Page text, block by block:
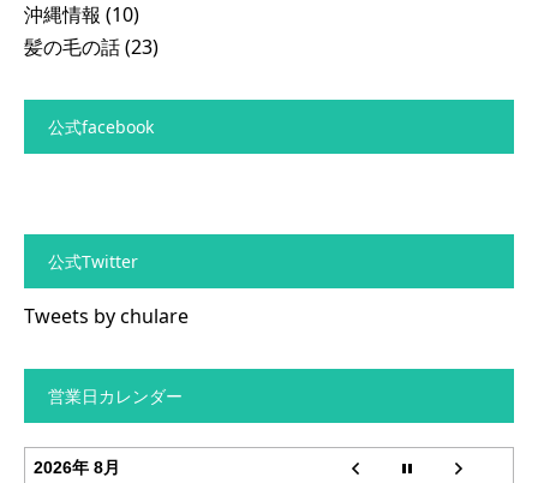
沖縄情報 (10)
髪の毛の話(23)
公式facebook
公式Twitter
Tweets by chulare
営業日カレンダー
2026年 8月